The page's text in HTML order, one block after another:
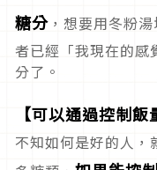
糖分 ，想要用冬粉
者已經「我現在的感
分了。
【可以通過控制飯
不知如何是好的人，